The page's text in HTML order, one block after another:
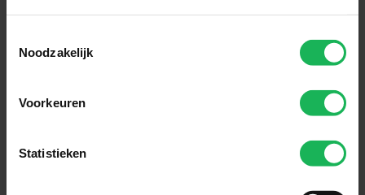
Noodzakelijk
Voorkeuren
Statistieken